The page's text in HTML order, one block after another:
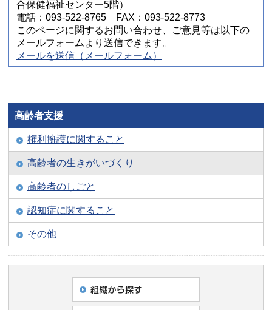
合保健福祉センター5階）
電話：093-522-8765 FAX：093-522-8773
このページに関するお問い合わせ、ご意見等は以下の
メールフォームより送信できます。
メールを送信（メールフォーム）
高齢者支援
権利擁護に関すること
高齢者の生きがいづくり
高齢者のしごと
認知症に関すること
その他